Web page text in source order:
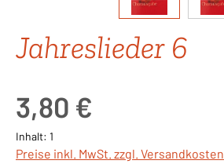
Jahreslieder 6
3,80 €
Inhalt: 1
Preise inkl. MwSt. zzgl. Versandkosten